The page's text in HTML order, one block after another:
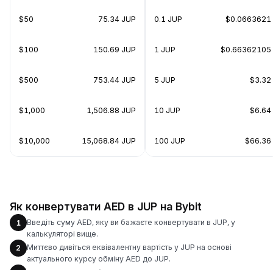
$50 75.34 JUP
$100 150.69 JUP
$500 753.44 JUP
$1,000 1,506.88 JUP
$10,000 15,068.84 JUP
0.1 JUP $0.0663621
1 JUP $0.66362105
5 JUP $3.32
10 JUP $6.64
100 JUP $66.36
Як конвертувати AED в JUP на Bybit
1
Введіть суму AED, яку ви бажаєте конвертувати в JUP, у
калькуляторі вище.
2
Миттєво дивіться еквівалентну вартість у JUP на основі
актуального курсу обміну AED до JUP.